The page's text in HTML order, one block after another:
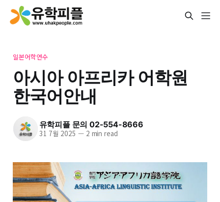
일본어학연수
아시아 아프리카 어학원
한국어안내
유학피플 문의 02-554-8666
31 7월 2025 —2 min read